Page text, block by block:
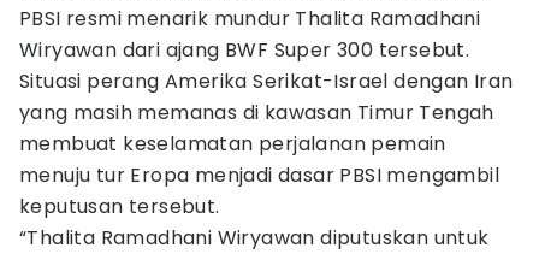
PBSI resmi menarik mundur Thalita Ramadhani
Wiryawan dari ajang BWF Super 300 tersebut.
Situasi perang Amerika Serikat-Israel dengan Iran
yang masih memanas di kawasan Timur Tengah
membuat keselamatan perjalanan pemain
menuju tur Eropa menjadi dasar PBSI mengambil
keputusan tersebut.
“Thalita Ramadhani Wiryawan diputuskan untuk